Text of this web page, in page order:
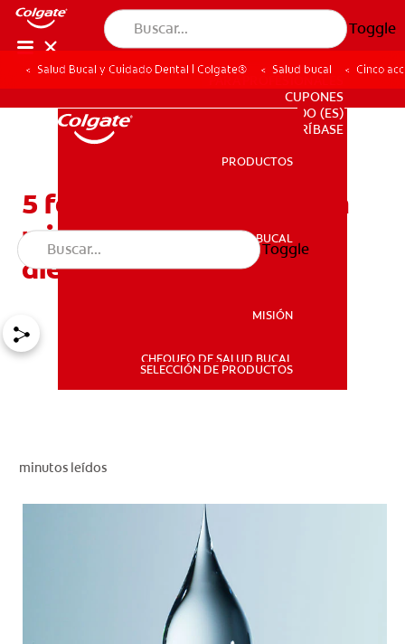
Toggle
SALUD BUCAL
PARA PROFESIONALES
CUPONES
DO (ES)
SUSCRÍBASE
PRODUCTOS
SALUD BUCAL
MISIÓN
CHEQUEO DE SALUD BUCAL
SELECCIÓN DE PRODUCTOS
Toggle
Salud Bucal y Cuidado Dental | Colgate® Salud bucal Cinco
5 formas de ahorrar agua
mientras se cepilla los
dientes
minutos leídos